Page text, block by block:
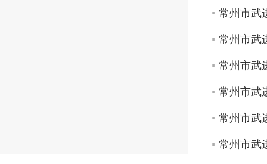
常州市武
常州市武
常州市武
常州市武
常州市武
常州市武